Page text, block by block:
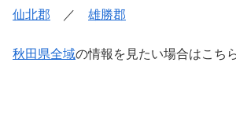
仙北郡 ／ 雄勝郡
秋田県全域の情報を見たい場合はこち